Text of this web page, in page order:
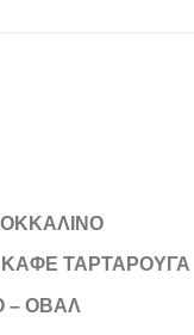
ΤΑΡΤΑΡΟΥΓΑ
– ΟΒΑΛ